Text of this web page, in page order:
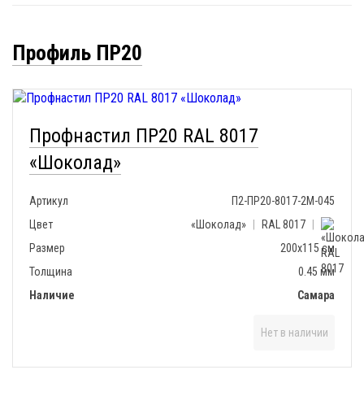
Профиль ПР20
Профнастил ПР20 RAL 8017
«Шоколад»
Артикул
П2-ПР20-8017-2М-045
Цвет
«Шоколад» RAL 8017
Размер
200х115 см
Толщина
0.45 мм
Наличие
Самара
Нет в наличии